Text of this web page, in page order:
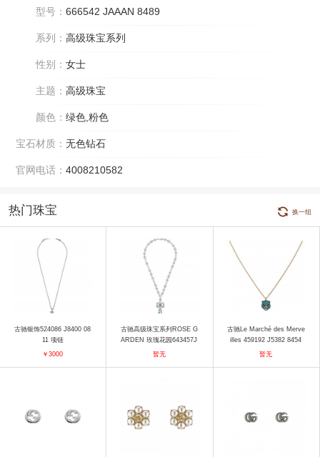
型号： 666542 JAAAN 8489
系列： 高级珠宝系列
性别： 女士
主题： 高级珠宝
颜色： 绿色,粉色
宝石材质： 无色钻石
官网电话： 4008210582
热门珠宝 换一组
古驰银饰524086 J8400 08
11 项链
￥3000
古驰高级珠宝系列ROSE G
ARDEN 玫瑰花园643457J
85689066 660249I83H090
暂无
古驰Le Marché des Merve
illes 459192 J5382 8454
吊坠
暂无